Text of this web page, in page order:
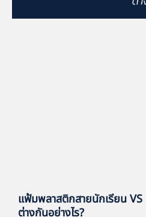
แฟ้มพลาสติกสายนักเรียน
ต่างกันอย่างไร?